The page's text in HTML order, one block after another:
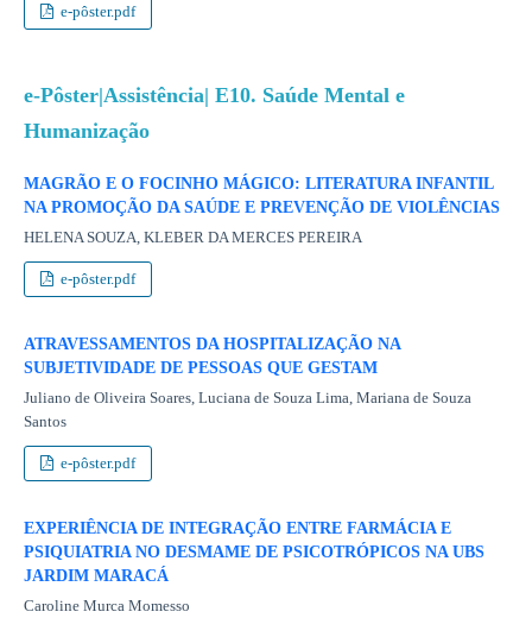
e-pôster.pdf
e-Pôster|Assistência| E10. Saúde Mental e
Humanização
MAGRÃO E O FOCINHO MÁGICO: LITERATURA INFANTIL
NA PROMOÇÃO DA SAÚDE E PREVENÇÃO DE VIOLÊNCIAS
HELENA SOUZA, KLEBER DA MERCES PEREIRA
e-pôster.pdf
ATRAVESSAMENTOS DA HOSPITALIZAÇÃO NA
SUBJETIVIDADE DE PESSOAS QUE GESTAM
Juliano de Oliveira Soares, Luciana de Souza Lima, Mariana de Souza
Santos
e-pôster.pdf
EXPERIÊNCIA DE INTEGRAÇÃO ENTRE FARMÁCIA E
PSIQUIATRIA NO DESMAME DE PSICOTRÓPICOS NA UBS
JARDIM MARACÁ
Caroline Murca Momesso